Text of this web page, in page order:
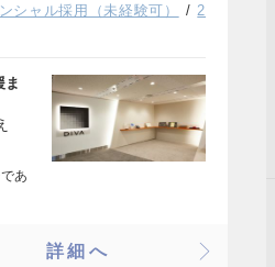
シャル採用（未経験可）
2
ま
あ
詳細へ